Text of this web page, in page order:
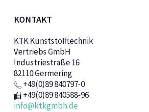
KONTAKT
KTK Kunststofftechnik
Vertriebs GmbH
Industriestraße 16
82110 Germering
+49(0)89 840797-0
+49(0)89 840588-96
info@ktkgmbh.de